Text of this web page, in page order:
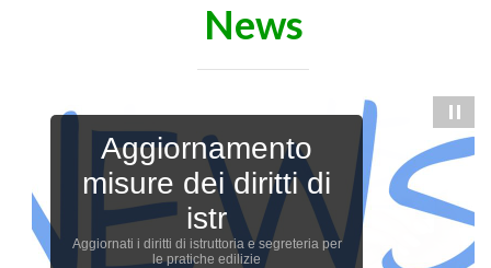
News
Aggiornamento
misure dei diritti di
istr
Aggiornati i diritti di istruttoria e segreteria per
le pratiche edilizie